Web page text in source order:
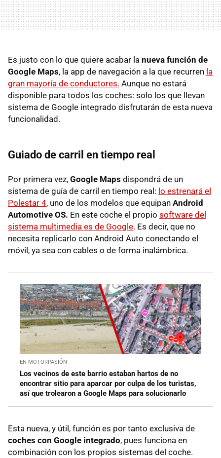
Es justo con lo que quiere acabar la nueva función de
Google Maps, la app de navegación a la que recurren la
gran mayoría de conductores. Aunque no estará
disponible para todos los coches: solo los que llevan
sistema de Google integrado disfrutarán de esta nueva
funcionalidad.
Guiado de carril en tiempo real
Por primera vez, Google Maps dispondrá de un
sistema de guía de carril en tiempo real: lo estrenará el
Polestar 4, uno de los modelos que equipan Android
Automotive OS. En este coche el propio software del
sistema multimedia es de Google. Es decir, que no
necesita replicarlo con Android Auto conectando el
móvil, ya sea con cables o de forma inalámbrica.
EN MOTORPASIÓN
Los vecinos de este barrio estaban hartos de no
encontrar sitio para aparcar por culpa de los turistas,
así que trolearon a Google Maps para solucionarlo
Esta nueva, y útil, función es por tanto exclusiva de
coches con Google integrado, pues funciona en
combinación con los propios sistemas del coche.